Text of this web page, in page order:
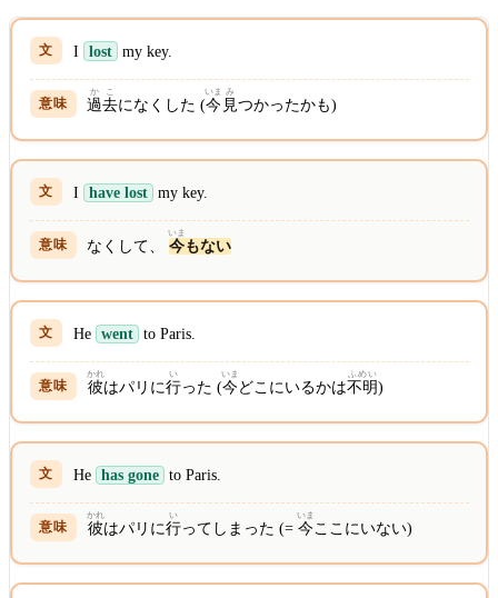
I lost my key.
過去
かこ
になくした (今
いま
見
み
つかったかも)
I have lost my key.
なくして、今
いま
もない
He went to Paris.
彼
かれ
はパリに行
い
った (今
いま
どこにいるかは不明
ふめい
)
He has gone to Paris.
彼
かれ
はパリに行
い
ってしまった (=今
いま
ここにいない)